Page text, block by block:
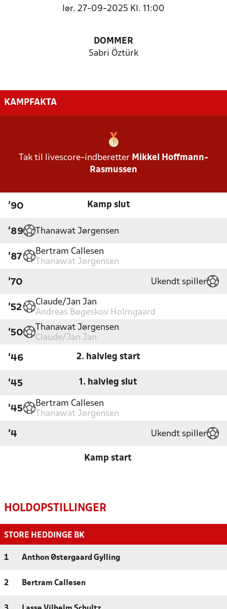
lør. 27-09-2025 Kl. 11:00
DOMMER
Sabri Öztürk
KAMPFAKTA
Tak til livescore-indberetter Mikkel Hoffmann-
Rasmussen
'90 Kamp slut
'89 Thanawat Jørgensen
'87
Bertram Callesen
Thanawat Jørgensen
'70 Ukendt spiller
'52
Claude/Jan Jan
Andreas Bøgeskov Holmgaard
'50
Thanawat Jørgensen
Claude/Jan Jan
'46 2. halvleg start
'45 1. halvleg slut
'45
Bertram Callesen
Thanawat Jørgensen
'4 Ukendt spiller
Kamp start
HOLDOPSTILLINGER
STORE HEDDINGE BK
1 Anthon Østergaard Gylling
2 Bertram Callesen